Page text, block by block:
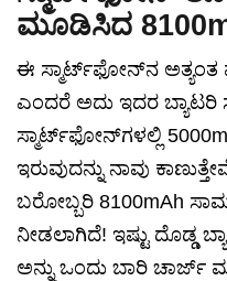
ಮೂಡಿಸಿದ
ಈ ಸ್ಮಾರ್ಟ್‌ಫೋನ್‌ನ ಅತ್ಯಂತ
ಎಂದರೆ ಅದು ಇದರ ಬ್ಯಾಟರಿ
ಸ್ಮಾರ್ಟ್‌ಫೋನ್‌ಗಳಲ್ಲಿ
ಇರುವುದನ್ನು ನಾವು
ಬರೋಬ್ಬರಿ 8100mAh
ನೀಡಲಾಗಿದೆ! ಇಷ್ಟು ದೊಡ್ಡ
ಅನ್ನು ಒಂದು ಬಾರಿ ಚಾರ್ಜ್